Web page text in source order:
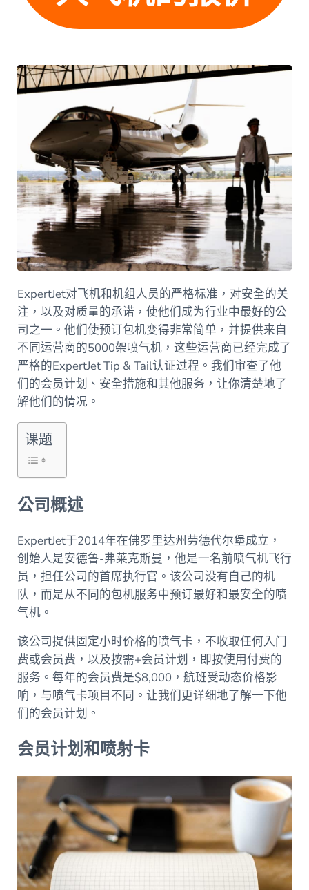
ExpertJet对飞机和机组人员的严格标准，对安全的关
注，以及对质量的承诺，使他们成为行业中最好的公
司之一。他们使预订包机变得非常简单，并提供来自
不同运营商的5000架喷气机，这些运营商已经完成了
严格的ExpertJet Tip & Tail认证过程。我们审查了他
们的会员计划、安全措施和其他服务，让你清楚地了
解他们的情况。
课题
公司概述
ExpertJet于2014年在佛罗里达州劳德代尔堡成立，
创始人是安德鲁-弗莱克斯曼，他是一名前喷气机飞行
员，担任公司的首席执行官。该公司没有自己的机
队，而是从不同的包机服务中预订最好和最安全的喷
气机。
该公司提供固定小时价格的喷气卡，不收取任何入门
费或会员费，以及按需+会员计划，即按使用付费的
服务。每年的会员费是$8,000，航班受动态价格影
响，与喷气卡项目不同。让我们更详细地了解一下他
们的会员计划。
会员计划和喷射卡